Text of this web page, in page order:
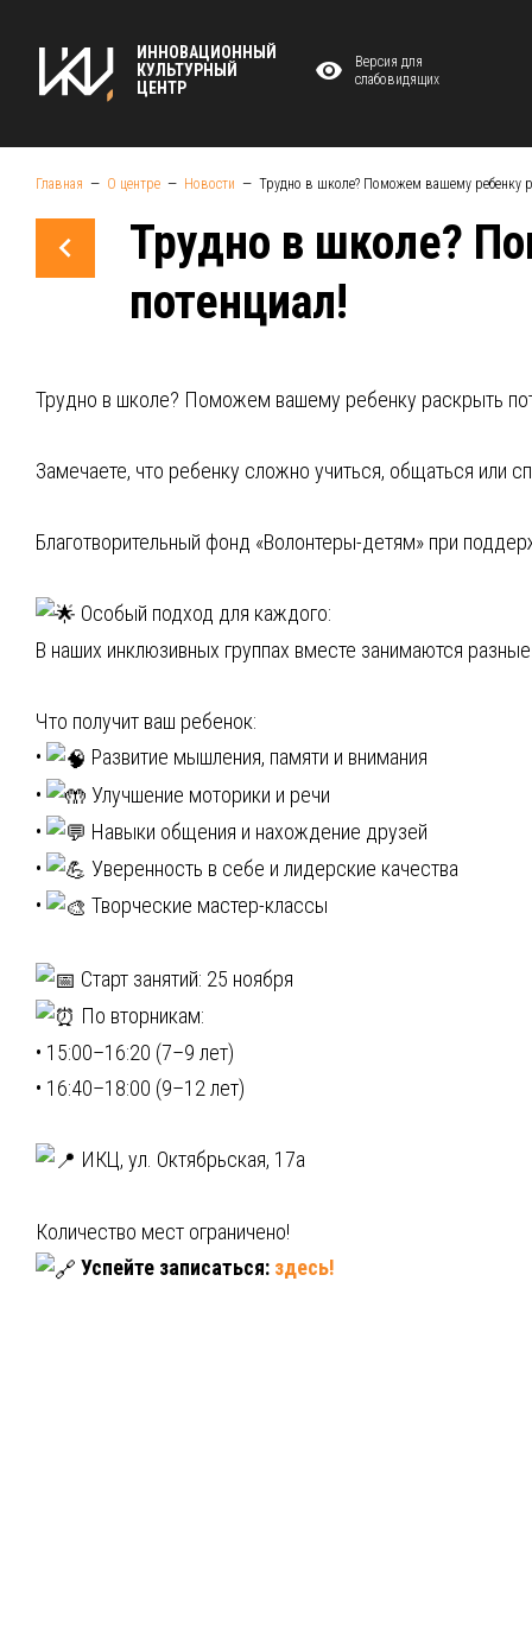
ИННОВАЦИОННЫЙ
КУЛЬТУРНЫЙ
ЦЕНТР
Версия для
слабовидящих
Главная О центре Новости Трудно в школе? Поможем вашему ребенку
Трудно в школе?
потенциал!
Трудно в школе? Поможем вашему ребенку раскрыть
Замечаете, что ребенку сложно учиться, общаться или
Благотворительный фонд «Волонтеры-детям» при
Особый подход для каждого:
В наших инклюзивных группах вместе занимаются
Что получит ваш ребенок:
•
Развитие мышления, памяти и внимания
•
Улучшение моторики и речи
•
Навыки общения и нахождение друзей
•
Уверенность в себе и лидерские качества
•
Творческие мастер-классы
Старт занятий: 25 ноября
По вторникам:
• 15:00–16:20 (7–9 лет)
• 16:40–18:00 (9–12 лет)
ИКЦ, ул. Октябрьская, 17а
Количество мест ограничено!
Успейте записаться: здесь!